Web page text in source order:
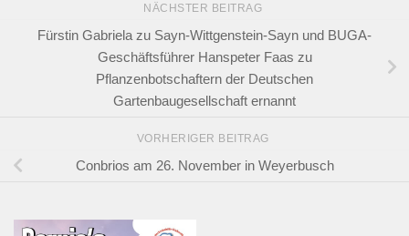
NÄCHSTER BEITRAG
Fürstin Gabriela zu Sayn-Wittgenstein-Sayn und BUGA-
Geschäftsführer Hanspeter Faas zu
Pflanzenbotschaftern der Deutschen
Gartenbaugesellschaft ernannt
VORHERIGER BEITRAG
Conbrios am 26. November in Weyerbusch